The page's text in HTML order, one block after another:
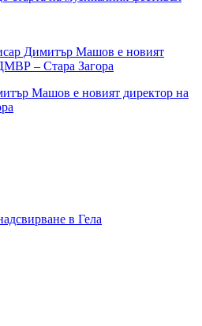
Машов е новият директор на
в Гела